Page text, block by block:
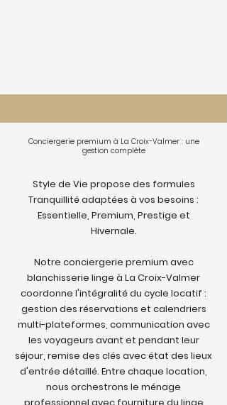
Conciergerie premium à La Croix-Valmer : une
gestion complète
Style de Vie propose des formules
Tranquillité adaptées à vos besoins :
Essentielle, Premium, Prestige et
Hivernale.
Notre conciergerie premium avec
blanchisserie linge à La Croix-Valmer
coordonne l'intégralité du cycle locatif :
gestion des réservations et calendriers
multi-plateformes, communication avec
les voyageurs avant et pendant leur
séjour, remise des clés avec état des lieux
d'entrée détaillé. Entre chaque location,
nous orchestrons le ménage